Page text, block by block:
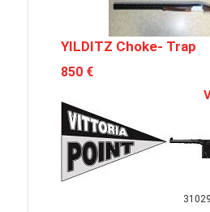
YILDITZ Choke- Trap
850 €